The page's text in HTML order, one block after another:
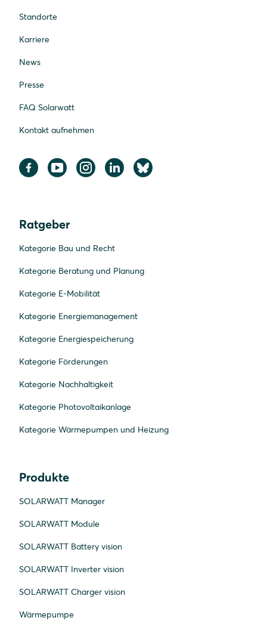
Standorte
Karriere
News
Presse
FAQ Solarwatt
Kontakt aufnehmen
Ratgeber
Kategorie Bau und Recht
Kategorie Beratung und Planung
Kategorie E-Mobilität
Kategorie Energiemanagement
Kategorie Energiespeicherung
Kategorie Förderungen
Kategorie Nachhaltigkeit
Kategorie Photovoltaikanlage
Kategorie Wärmepumpen und Heizung
Produkte
SOLARWATT Manager
SOLARWATT Module
SOLARWATT Battery vision
SOLARWATT Inverter vision
SOLARWATT Charger vision
Wärmepumpe